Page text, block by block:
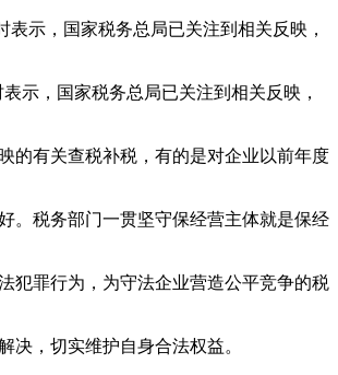
示，国家税务总局已关注到相关反映，
示，国家税务总局已关注到相关反映，
有关查税补税，有的是对企业以前年度
税务部门一贯坚守保经营主体就是保经
罪行为，为守法企业营造公平竞争的税
，切实维护自身合法权益。